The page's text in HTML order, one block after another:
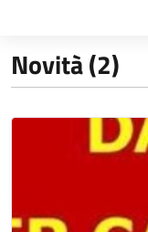
Novità (2)